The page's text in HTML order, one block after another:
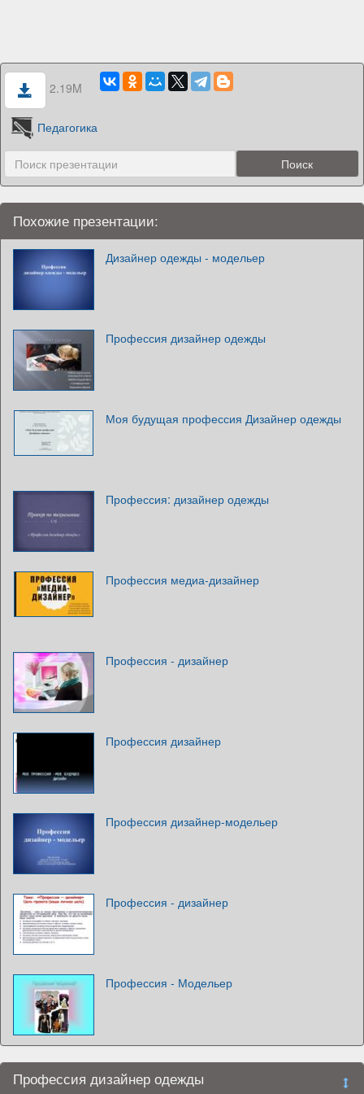
2.19M
Педагогика
Похожие презентации:
Дизайнер одежды - модельер
Профессия дизайнер одежды
Моя будущая профессия Дизайнер одежды
Профессия: дизайнер одежды
Профессия медиа-дизайнер
Профессия - дизайнер
Профессия дизайнер
Профессия дизайнер-модельер
Профессия - дизайнер
Профессия - Модельер
Профессия дизайнер одежды